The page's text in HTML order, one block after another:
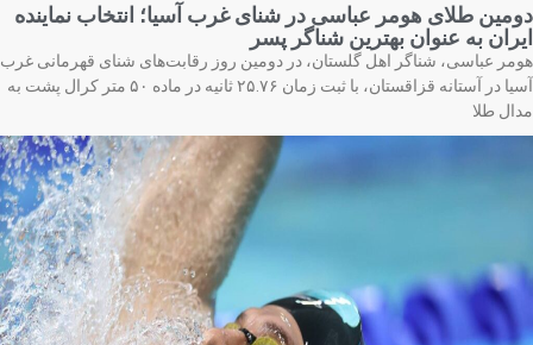
طلای هومر عباسی در شنای غرب آسیا؛ انتخاب نماینده
به عنوان بهترین شناگر پسر
عباسی، شناگر اهل گلستان، در دومین روز رقابت‌های شنای قهرمانی غرب
آسیا در آستانه قزاقستان، با ثبت زمان ۲۵.۷۶ ثانیه در ماده ۵۰ متر کرال پشت به
طلا